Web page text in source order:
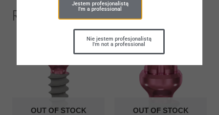
Related Products
OUT OF STOCK OUT OF STOCK
Jestem profesjonalistą
I'm a professional
Nie jestem profesjonalistą
I'm not a professional